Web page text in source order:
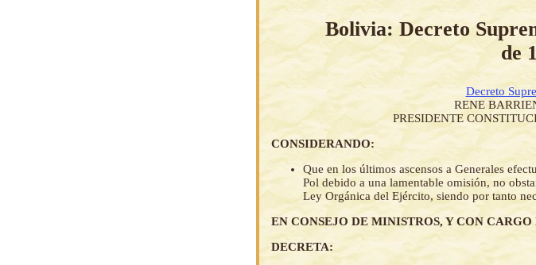
Bolivia: Decreto
de
Decreto
RENE
PRESIDENTE
CONSIDERANDO:
Que en los últimos ascensos a Generales
Pol debido a una lamentable omisión, no
Ley Orgánica del Ejército, siendo por tanto
EN CONSEJO DE MINISTROS, Y CON
DECRETA: